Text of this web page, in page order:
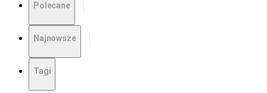
Polecane
Najnowsze
Tagi